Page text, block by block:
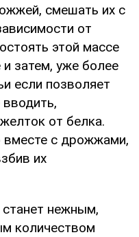
смешать их с
от
этой массе
затем, уже более
если позволяет
от белка.
вместе с дрожжами,
их
станет нежным,
количеством